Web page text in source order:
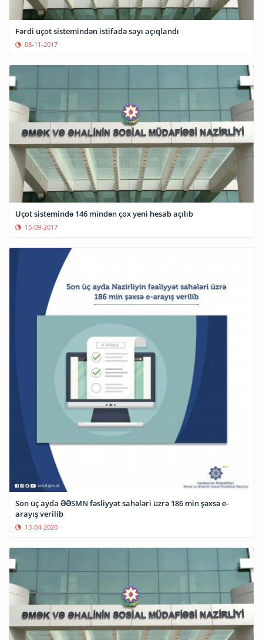
Fərdi uçot sistemindən istifadə sayı açıqlandı
08-11-2017
Uçot sistemində 146 mindən çox yeni hesab açılıb
15-09-2017
Son üç ayda ƏƏSMN fəsliyyət sahələri üzrə 186 min şəxsə e-
arayış verilib
13-04-2020